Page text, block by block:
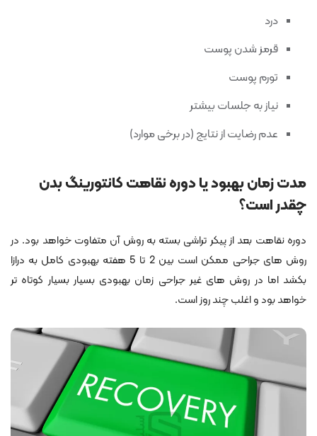
درد
قرمز شدن پوست
تورم پوست
نیاز به جلسات بیشتر
عدم رضایت از نتایج (در برخی موارد)
مدت زمان بهبود یا دوره نقاهت کانتورینگ بدن
چقدر است؟
دوره نقاهت بعد از پیکر تراشی بسته به روش آن متفاوت خواهد بود. در
روش های جراحی ممکن است بین 2 تا 5 هفته بهبودی کامل به درازا
بکشد اما در روش های غیر جراحی زمان بهبودی بسیار بسیار کوتاه تر
خواهد بود و اغلب چند روز است.